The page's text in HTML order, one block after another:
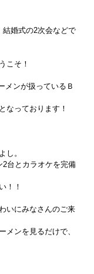
結婚式の2次会などで
こそ！
メンが扱っているＢ
なっております！
し。
2台とカラオケを完備
！！
いにみなさんのご来
メンを見るだけで、